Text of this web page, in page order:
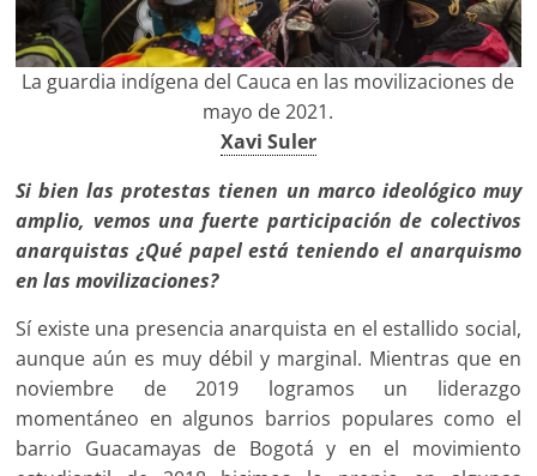
La guardia indígena del Cauca en las movilizaciones de
mayo de 2021.
Xavi Suler
Si bien las protestas tienen un marco ideológico muy
amplio, vemos una fuerte participación de colectivos
anarquistas ¿Qué papel está teniendo el anarquismo
en las movilizaciones?
Sí existe una presencia anarquista en el estallido social,
aunque aún es muy débil y marginal. Mientras que en
noviembre de 2019 logramos un liderazgo
momentáneo en algunos barrios populares como el
barrio Guacamayas de Bogotá y en el movimiento